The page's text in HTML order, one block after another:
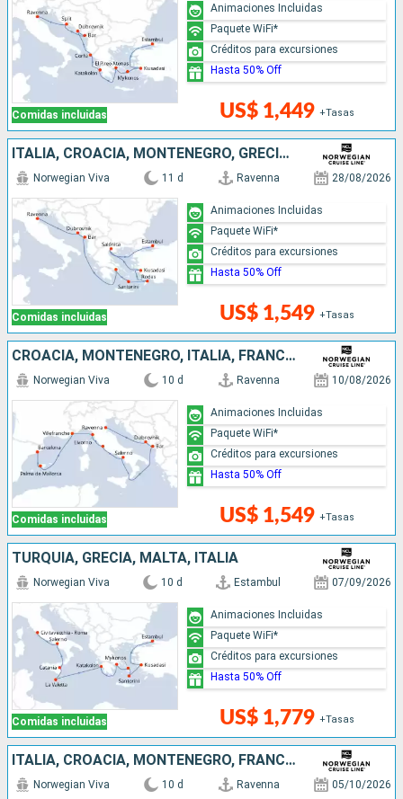
Comidas incluidas US$ 1,449 +Tasas
Animaciones Incluidas
Paquete WiFi*
Créditos para excursiones
Hasta 50% Off
ITALIA, CROACIA, MONTENEGRO, GRECIA, TURQUÍA
Comidas incluidas
Norwegian Viva 11 d Ravenna 28/08/2026
US$ 1,549 +Tasas
Animaciones Incluidas
Paquete WiFi*
Créditos para excursiones
Hasta 50% Off
CROACIA, MONTENEGRO, ITALIA, FRANCIA, ESPAÑA
Comidas incluidas
Norwegian Viva 10 d Ravenna 10/08/2026
US$ 1,549 +Tasas
Animaciones Incluidas
Paquete WiFi*
Créditos para excursiones
Hasta 50% Off
TURQUÍA, GRECIA, MALTA, ITALIA
Comidas incluidas
Norwegian Viva 10 d Estambul 07/09/2026
US$ 1,779 +Tasas
Animaciones Incluidas
Paquete WiFi*
Créditos para excursiones
Hasta 50% Off
ITALIA, CROACIA, MONTENEGRO, FRANCIA, ESPAÑA
Norwegian Viva 10 d Ravenna 05/10/2026